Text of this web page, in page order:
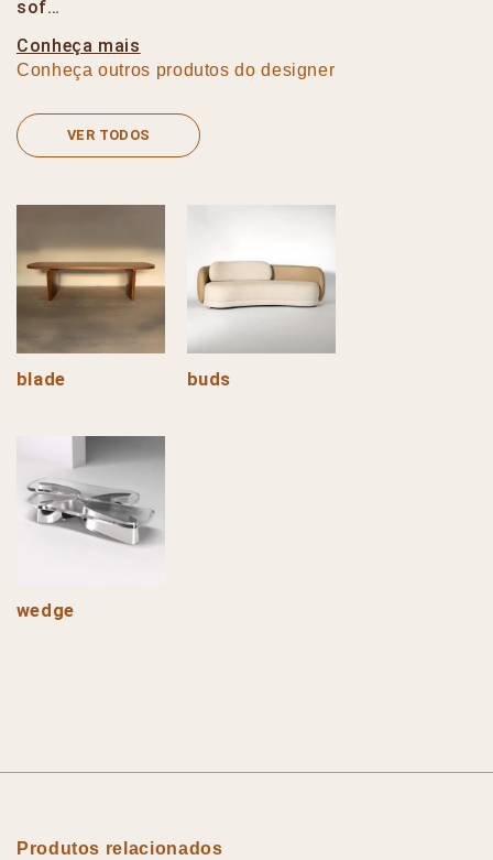
sof…
Conheça mais
Conheça outros produtos do designer
VER TODOS
blade buds
wedge
Produtos relacionados